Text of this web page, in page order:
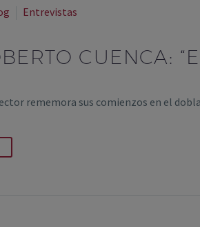
Entrevistas
CUENCA:
rememora sus comienzos en el